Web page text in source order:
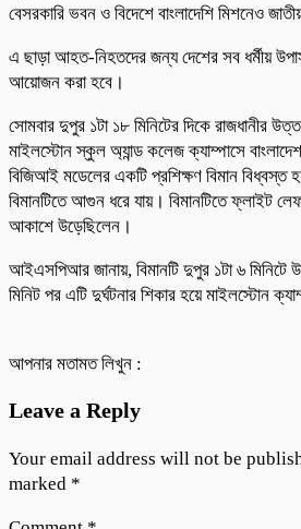
বেসরকারি ভবন ও বিদেশে বাংলাদেশি মিশনেও
এ ছাড়া আহত-নিহতদের জন্য দেশের সব ধর্মীয়
আয়োজন করা হবে।
সোমবার দুপুর ১টা ১৮ মিনিটের দিকে রাজধানীর
মাইলস্টোন স্কুল অ্যান্ড কলেজ ক্যাম্পাসে
বিজিআই মডেলের একটি প্রশিক্ষণ বিমান
বিমানটিতে আগুন ধরে যায়। বিমানটিতে ফ্লাইট
আকাশে উড়েছিলেন।
আইএসপিআর জানায়, বিমানটি দুপুর ১টা ৬ মিনিটে
মিনিট পর এটি দুর্ঘটনার শিকার হয়ে মাইলস্টোন
আপনার মতামত লিখুন :
Leave a Reply
Your email address will not be
marked *